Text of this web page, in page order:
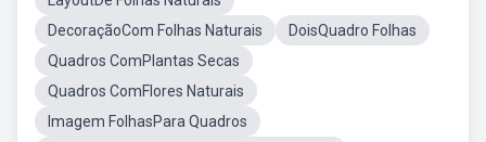
DecoraçãoCom Folhas Naturais
DoisQuadro Folhas
Quadros ComPlantas Secas
Quadros ComFlores Naturais
Imagem FolhasPara Quadros